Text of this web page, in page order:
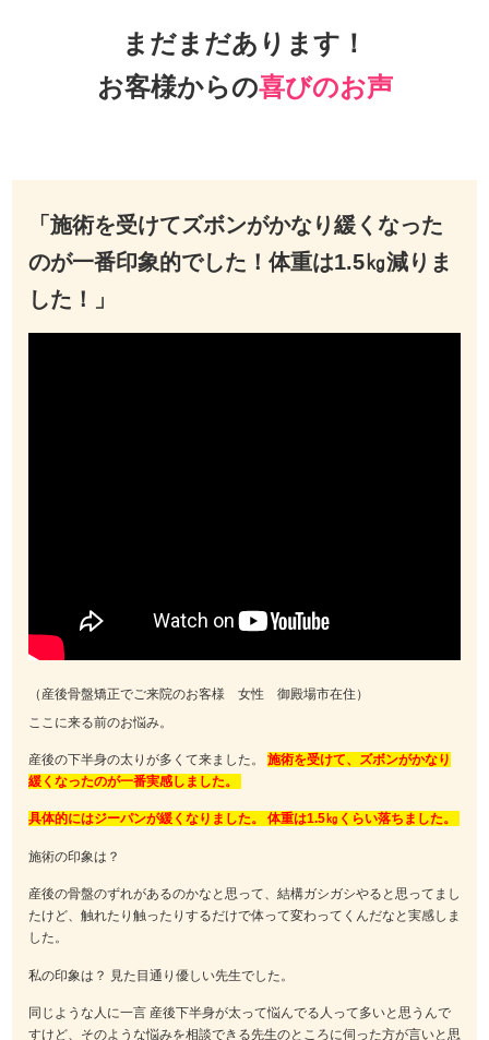
まだまだあります！
お客様からの喜びのお声
「施術を受けてズボンがかなり緩くなった
のが一番印象的でした！体重は1.5㎏減りま
した！」
（産後骨盤矯正でご来院のお客様 女性 御殿場市在住）
ここに来る前のお悩み。
産後の下半身の太りが多くて来ました。 施術を受けて、ズボンがかなり
緩くなったのが一番実感しました。
具体的にはジーパンが緩くなりました。 体重は1.5㎏くらい落ちました。
施術の印象は？
産後の骨盤のずれがあるのかなと思って、結構ガシガシやると思ってまし
たけど、触れたり触ったりするだけで体って変わってくんだなと実感しま
した。
私の印象は？ 見た目通り優しい先生でした。
同じような人に一言 産後下半身が太って悩んでる人って多いと思うんで
すけど、そのような悩みを相談できる先生のところに伺った方が言いと思